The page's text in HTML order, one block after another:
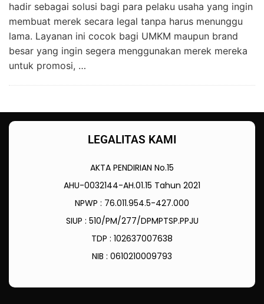
hadir sebagai solusi bagi para pelaku usaha yang ingin
membuat merek secara legal tanpa harus menunggu
lama. Layanan ini cocok bagi UMKM maupun brand
besar yang ingin segera menggunakan merek mereka
untuk promosi, …
LEGALITAS KAMI
AKTA PENDIRIAN No.15
AHU-0032144-AH.01.15 Tahun 2021
NPWP : 76.011.954.5-427.000
SIUP : 510/PM/277/DPMPTSP.PPJU
TDP : 102637007638
NIB : 0610210009793